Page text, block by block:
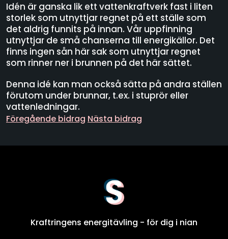
Idén är ganska lik ett vattenkraftverk fast i liten
storlek som utnyttjar regnet på ett ställe som
det aldrig funnits på innan. Vår uppfinning
utnyttjar de små chanserna till energikällor. Det
finns ingen sån här sak som utnyttjar regnet
som rinner ner i brunnen på det här sättet.
Denna idé kan man också sätta på andra ställen
förutom under brunnar, t.ex. i stuprör eller
vattenledningar.
Föregående bidrag Nästa bidrag
Kraftringens energitävling - för dig i nian